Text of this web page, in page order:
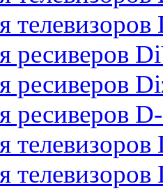
телевизоров
ресиверов
ресиверов
ресиверов
телевизоров